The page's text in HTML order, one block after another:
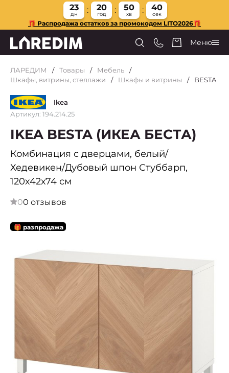
23
дн
20
год
50
хв
40
сек
🎁 Распродажа остатков за промокодом LITO2026🎁
Меню
ЛАРЕДИМ Товары
Мебель
Шкафы, витрины, стеллажи
Шкафы и витрины BESTA
Ikea
Артикул: 194.214.25
IKEA BESTA (ИКЕА БЕСТА)
Комбинация с дверцами, белый/
Хедевикен/Дубовый шпон Стуббарп,
120х42х74 см
00 отзывов
🎁 разпродажа